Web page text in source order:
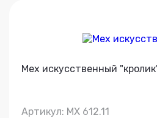
Мех искусственный
Артикул: МХ 612.11